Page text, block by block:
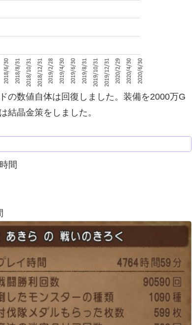
の数値自体は回復しました。装備を2000万G
結晶金策をしました。
間